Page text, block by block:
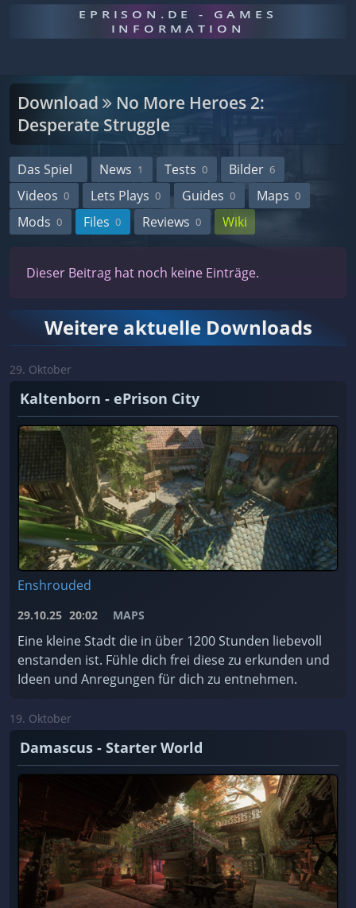
EPRISON.DE - GAMES
INFORMATION
Download
No More Heroes 2:
Desperate Struggle
Das Spiel News 1 Tests 0 Bilder 6
Videos 0 Lets Plays 0 Guides 0 Maps 0
Mods 0 Files 0 Reviews 0 Wiki
Dieser Beitrag hat noch keine Einträge.
Weitere aktuelle Downloads
29. Oktober
Kaltenborn - ePrison City
Enshrouded
29.10.25 20:02 MAPS
Eine kleine Stadt die in über 1200 Stunden liebevoll
enstanden ist. Fühle dich frei diese zu erkunden und
Ideen und Anregungen für dich zu entnehmen.
19. Oktober
Damascus - Starter World